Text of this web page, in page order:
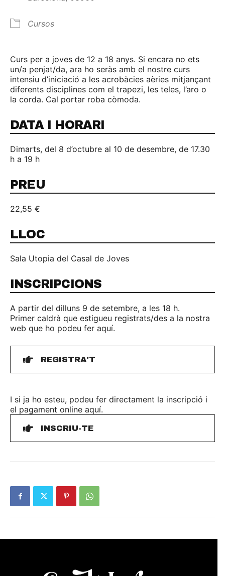
Cursos
Curs per a joves de 12 a 18 anys. Si encara no ets
un/a penjat/da, ara ho seràs amb el nostre curs
intensiu d’iniciació a les acrobàcies aèries mitjançant
diferents disciplines com el trapezi, les teles, l’aro o
la corda. Cal portar roba còmoda.
DATA I HORARI
Dimarts, del 8 d’octubre al 10 de desembre, de 17.30
h a 19 h
PREU
22,55 €
LLOC
Sala Utopia del Casal de Joves
INSCRIPCIONS
A partir del dilluns 9 de setembre, a les 18 h.
Primer caldrà que estigueu registrats/des a la nostra
web que ho podeu fer aquí.
REGISTRA'T
I si ja ho esteu, podeu fer directament la inscripció i
el pagament online aquí.
INSCRIU-TE